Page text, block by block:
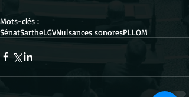
Mots-clés :
SénatSartheLGVNuisances sonoresPLLOM